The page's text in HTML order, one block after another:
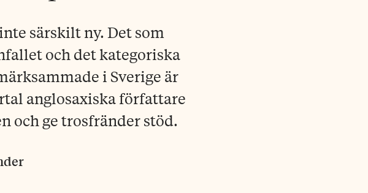
särskilt ny. Det som
och det kategoriska
i Sverige är
anglosaxiska författare
och ge trosfränder stöd.